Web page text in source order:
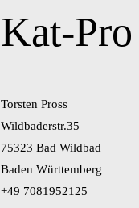
Kat-Pro
Torsten Pross
Wildbaderstr.35
75323 Bad Wildbad
Baden Württemberg
+49 7081952125